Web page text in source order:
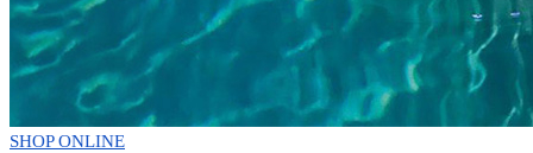
SHOP ONLINE